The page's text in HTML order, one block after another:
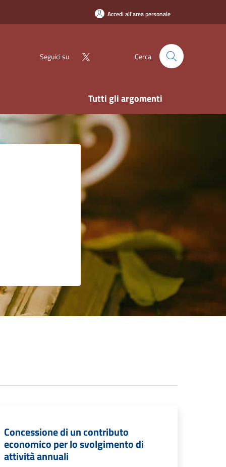
Accedi all'area personale
Seguici su Cerca
Tutti gli argomenti
Concessione di un contributo
economico per lo svolgimento di
attività annuali